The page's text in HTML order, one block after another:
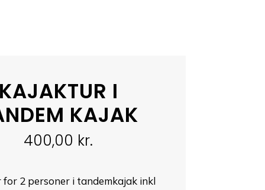
KAJAKTUR I
KAJAK
400,00 kr.
for 2 personer i tandemkajak inkl